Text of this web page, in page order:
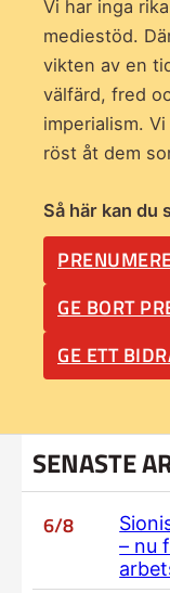
Vi har inga
mediestöd.
vikten av en
välfärd, fred
imperialism.
röst åt dem
Så här kan du
GE BORT
GE ETT
SENASTE
6/8
– nu